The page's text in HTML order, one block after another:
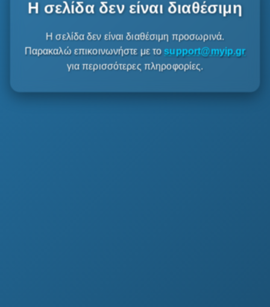
Η σελίδα δεν είναι διαθέσιμη
Η σελίδα δεν είναι διαθέσιμη προσωρινά.
Παρακαλώ επικοινωνήστε με το support@myip.gr
για περισσότερες πληροφορίες.